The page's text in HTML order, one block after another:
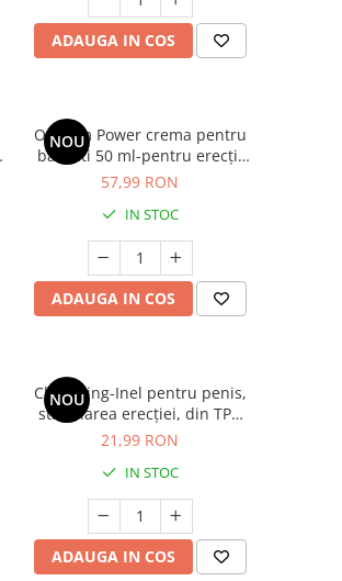
ADAUGA IN COS
NOU
Orgasm Power crema pentru
barbati 50 ml-pentru erecții
puternice, întârzierea
57,99 RON
IN STOC
ADAUGA IN COS
NOU
Clear Ring-Inel pentru penis,
stimularea erecției, din TPR
flexibil, diametru 2 cm,
21,99 RON
IN STOC
ADAUGA IN COS